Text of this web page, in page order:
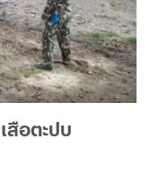
สือตะปบ